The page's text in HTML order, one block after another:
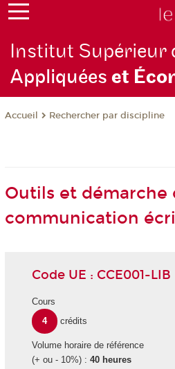
Institut Supérieur
Appliquéeset
Accueil Rechercher par discipline
Outils et démarche
communication
Code UE : CCE001-LIB
Cours
4
crédits
Volume horaire de référence
(+ ou - 10%) : 40 heures